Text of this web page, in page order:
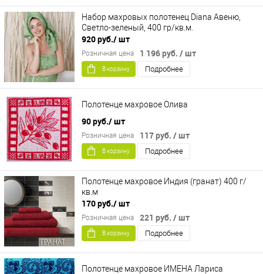
Набор махровых полотенец Diana Авеню,
Светло-зеленый, 400 гр/кв.м.
920 руб./ шт
1 196 руб. / шт
Розничная цена
В корзину Подробнее
Полотенце махровое Олива
90 руб./ шт
117 руб. / шт
Розничная цена
В корзину Подробнее
Полотенце махровое Индия (гранат) 400 г/
кв.м
170 руб./ шт
221 руб. / шт
Розничная цена
В корзину Подробнее
Полотенце махровое ИМЕНА Лариса